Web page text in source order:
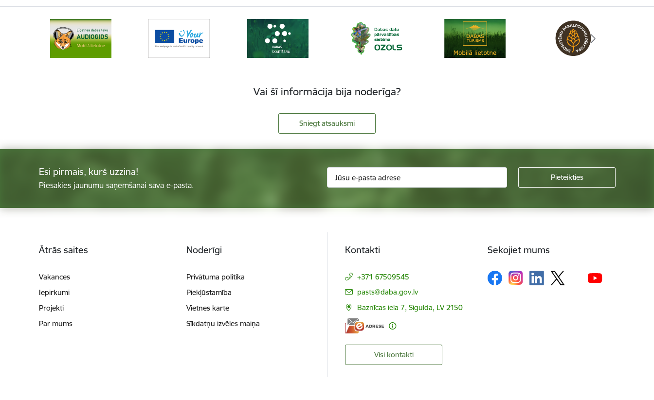
Vai šī informācija bija noderīga?
Sniegt atsauksmi
Esi pirmais, kurš uzzina!
Piesakies jaunumu saņemšanai savā e-pastā.
Ātrās saites
Vakances
Iepirkumi
Projekti
Par mums
Noderīgi
Privātuma politika
Piekļūstamība
Vietnes karte
Sīkdatņu izvēles maiņa
Kontakti
+371 67509545
E-pasts:
pasts@daba.gov.lv
Baznīcas iela 7, Sigulda, LV 2150
Visi kontakti
Sekojiet mums